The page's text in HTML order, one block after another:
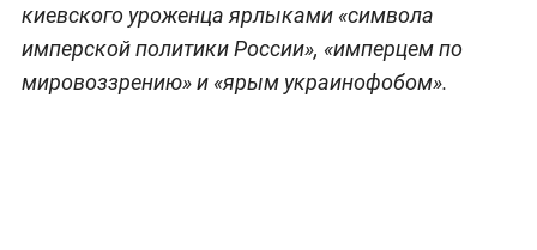
киевского уроженца ярлыками «символа
имперской политики России», «имперцем по
мировоззрению» и «ярым украинофобом».